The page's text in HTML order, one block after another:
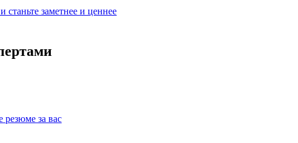
станьте заметнее и ценнее
резюме за вас